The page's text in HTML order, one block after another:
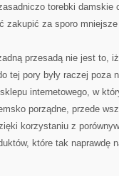
torebki damskie
zakupić za sporo
przesadą nie jest to,
tej pory były raczej poza
internetowego, w
porządne, przede
korzystaniu z
które tak naprawdę